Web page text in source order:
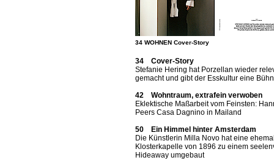
34 WOHNEN Cover-Story
34 Cover-Story
Stefanie Hering hat Porzellan wieder
gemacht und gibt der Esskultur eine
42 Wohntraum, extrafein verwoben
Eklektische Maßarbeit vom Feinsten:
Peers Casa Dagnino in Mailand
50 Ein Himmel hinter Amsterdam
Die Künstlerin Milla Novo hat eine
Klosterkapelle von 1896 zu einem
Hideaway umgebaut